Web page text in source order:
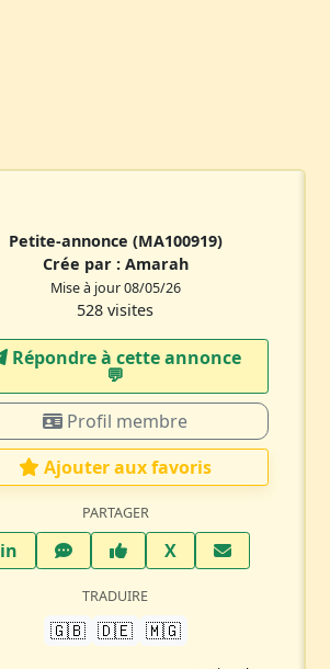
Petite-annonce (MA100919)
Crée par : Amarah
Mise à jour 08/05/26
528 visites
Répondre à cette annonce
💬​
Profil membre
Ajouter aux favoris
PARTAGER
inLinkedInWhatsAppFacebook
XTwitter X
TRADUIRE
🇬🇧 🇩🇪 🇲🇬